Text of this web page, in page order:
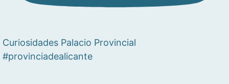
Curiosidades Palacio Provincial
#provinciadealicante